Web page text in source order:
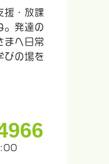
援・放課
。発達の
まへ日常
びの場を